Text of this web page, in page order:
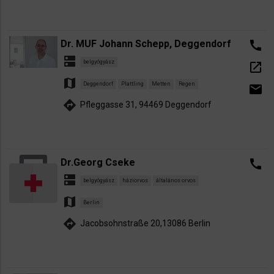
Dr. MUF Johann Schepp, Deggendorf
dns belgyógyász
map Deggendorf Plattling Metten Regen
directions Pfleggasse 31, 94469 Deggendorf
call
open_in_new
email
Dr.Georg Cseke
dns belgyógyász háziorvos általános orvos
map Berlin
directions Jacobsohnstraße 20,13086 Berlin
call